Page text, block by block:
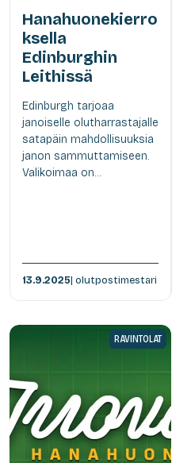
Hanahuonekierro
ksella
Edinburghin
Leithissä
Edinburgh tarjoaa
janoiselle olutharrastajalle
satapäin mahdollisuuksia
janon sammuttamiseen.
Valikoimaa on...
13.9.2025| olutpostimestari
RAVINTOLAT